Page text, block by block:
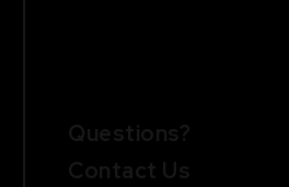
Questions?
Contact Us